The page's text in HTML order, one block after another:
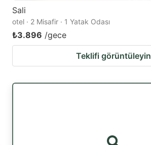
Sali
otel · 2 Misafir · 1 Yatak Odası
₺3.896 /gece
Teklifi görüntüleyin